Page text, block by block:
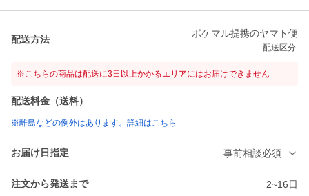
配送方法
ポケマル提携のヤマト便
配送区分:
※こちらの商品は配送に3日以上かかるエリアにはお届けできません
配送料金（送料）
※離島などの例外はあります。詳細はこちら
お届け日指定 事前相談必須
注文から発送まで 2~16日